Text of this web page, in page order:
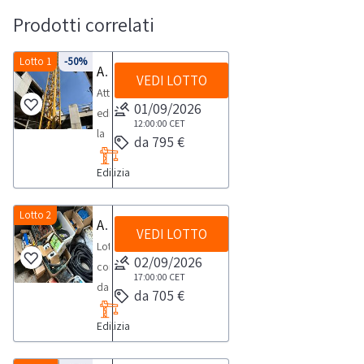
Prodotti correlati
-50%
Lotto 1
Attrezzatura edile
Attrezzatura
edile,
la
vendita
comprende:-
priva
di
documenti, -
quadro
da
cantiere, -
tipo
Edilizia
VEDI LOTTO
01/09/2026
12:00:00 CET
da 795 €
Lotto 2
Attrezzatura da cantiere
Lotto
composto
da
attrezzatura
da
Edilizia
VEDI LOTTO
02/09/2026
17:00:00 CET
da 705 €